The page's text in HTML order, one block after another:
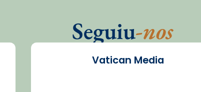
Seguiu-nos
Vatican Media